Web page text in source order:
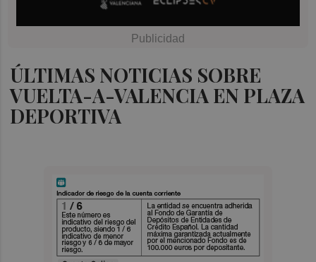
ÚLTIMAS NOTICIAS SOBRE
VUELTA-A-VALENCIA EN PLAZA
DEPORTIVA